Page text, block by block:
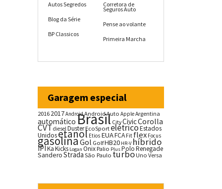
Autos Segredos
Blog da Série
BP Classicos
Corretora de
Seguros Auto
Pense ao volante
Primeira Marcha
Garagem especial
20162017AndroidAndroid Auto AppleArgentina
automáticoBrasil CityCivicCorolla
CVTdieselDusterEcoSportelétricoEstados
Unidosetanol Etios EUAFCA Fit flex Focus
gasolina Gol GolfHB20 HR-V híbrido
IPIKaKicks Logan OnixPalio PlusPoloRenegade
SanderoStrada São Paulo turboUno Versa